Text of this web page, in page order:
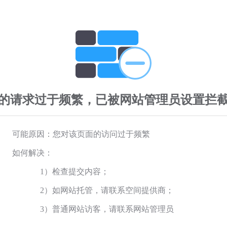
请求过于频繁，已被网站管理员设置拦
可能原因：您对该页面的访问过于频繁
如何解决：
1）检查提交内容；
2）如网站托管，请联系空间提供商；
3）普通网站访客，请联系网站管理员